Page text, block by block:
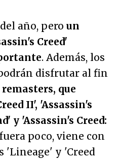
año, pero un
Creed'
. Además, los
disfrutar al fin
remasters, que
II', 'Assassin's
y 'Assassin's Creed:
poco, viene con
'Lineage' y 'Creed